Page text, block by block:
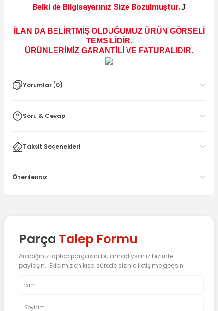
Belki de Bilgisayarınız Size Bozulmuştur. J
İLAN DA BELİRTMİŞ OLDUĞUMUZ ÜRÜN GÖRSELİ
TEMSİLİDİR.
ÜRÜNLERİMİZ GARANTİLİ VE FATURALIDIR.
Yorumlar (0)
Soru & Cevap
Taksit Seçenekleri
Önerileriniz
Parça Talep Formu
Aradığınız laptop parçasını bulamadıysanız bizimle
paylaşın, Ekibimiz en kısa sürede sizinle iletişime geçsin!